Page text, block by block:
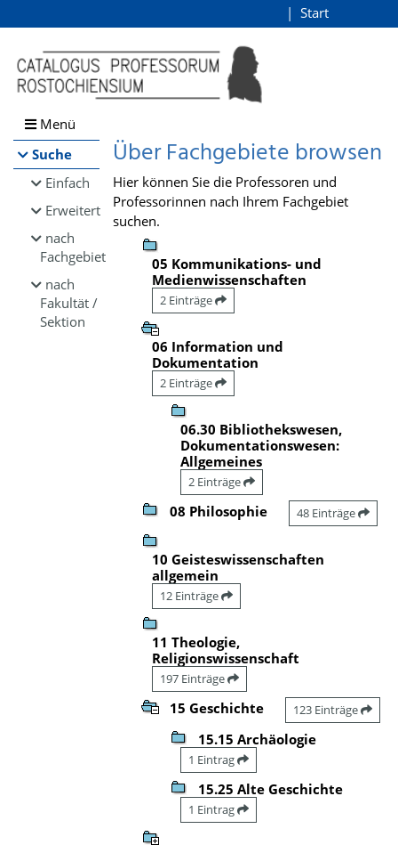
Browsen
direkt zum Inhalt
Start
Menü
Suche
Einfach
Erweitert
nach
Fachgebiet
nach
Fakultät /
Sektion
Über Fachgebiete browsen
Hier können Sie die Professoren und
Professorinnen nach Ihrem Fachgebiet
suchen.
05 Kommunikations- und
Medienwissenschaften
2 Einträge
06 Information und
Dokumentation
2 Einträge
06.30 Bibliothekswesen,
Dokumentationswesen:
Allgemeines
2 Einträge
08 Philosophie 48 Einträge
10 Geisteswissenschaften
allgemein
12 Einträge
11 Theologie,
Religionswissenschaft
197 Einträge
15 Geschichte 123 Einträge
15.15 Archäologie
1 Eintrag
15.25 Alte Geschichte
1 Eintrag